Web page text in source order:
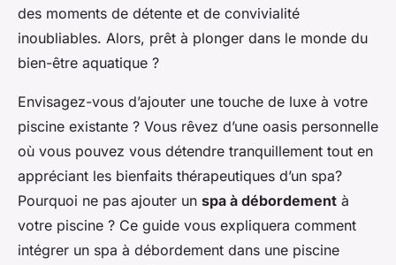
des moments de détente et de convivialité
inoubliables. Alors, prêt à plonger dans le monde du
bien-être aquatique ?
Envisagez-vous d’ajouter une touche de luxe à votre
piscine existante ? Vous rêvez d’une oasis personnelle
où vous pouvez vous détendre tranquillement tout en
appréciant les bienfaits thérapeutiques d’un spa?
Pourquoi ne pas ajouter un spa à débordement à
votre piscine ? Ce guide vous expliquera comment
intégrer un spa à débordement dans une piscine